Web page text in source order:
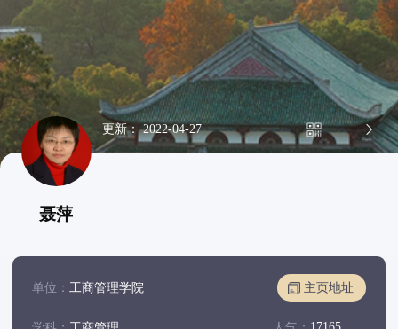
聂萍
更新： 2022-04-27
单位： 工商管理学院 主页地址